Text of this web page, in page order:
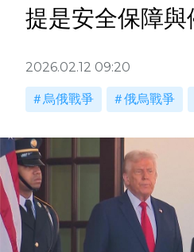
提是安全保障與
2026.02.12 09:20
烏俄戰爭 俄烏戰爭